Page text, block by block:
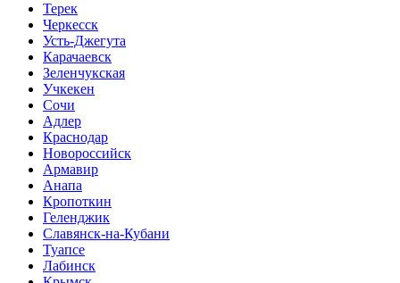
Терек
Черкесск
Усть-Джегута
Карачаевск
Зеленчукская
Учкекен
Сочи
Адлер
Краснодар
Новороссийск
Армавир
Анапа
Кропоткин
Геленджик
Славянск-на-Кубани
Туапсе
Лабинск